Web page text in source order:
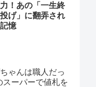
！あの「一生終
げ」に翻弄され
憶
ゃんは職人だっ
ーパーで値札を